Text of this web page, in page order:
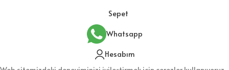
Sepet
Whatsapp
Hesabım